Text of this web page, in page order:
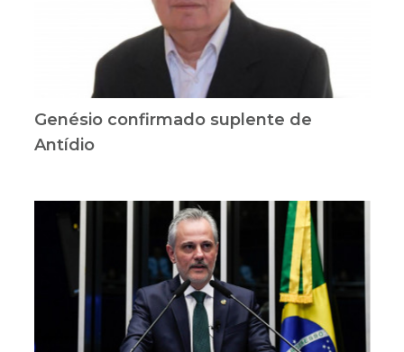
Genésio confirmado suplente de
Antídio